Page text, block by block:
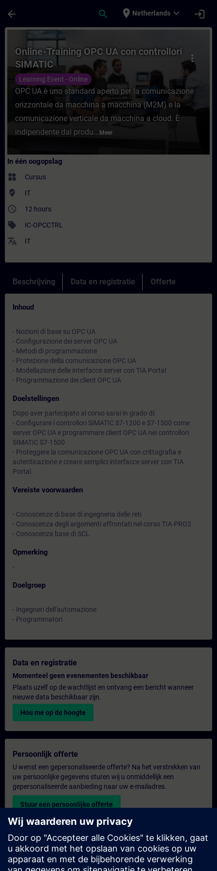
arrow_back search place Netherlands expand_more login
Cursus - Online-Training OPC UA con
more_vert
Online-Training OPC UA con controllori
SIMATIC
Learning Event - Online
OPC UA è uno standard aperto per la comunicazione
orizzontale da macchina a macchina (M2M) e la
comunicazione verticale da macchina a cloud. È
indipendente dal produ... Meer
In één oogopslag
widgets Cursus
where_to_vote IT
access_time 12 hours
sell IC-OPCCTRL
translate IT
Beschrijving Data en registratie Offerte
Inhoud
- Nozioni di base su OPC UA
- Configurazione dei server OPC UA
- Metodi di programmazione
- Protezione della comunicazione OPC UA
- Modellazione delle interfacce server con TIA Portal
- Programmazione dei client OPC UA
Doelstellingen
Dopo aver partecipato al corso sarai in grado di:
- Configurare i controllori SIMATIC S7-1200 e S7-1500 come
server OPC UA e programmare client OPC UA nei controllori
SIMATIC S7-1500
- Proteggere la comunicazione OPC UA con crittografia e
autenticazione e creare semplici interfacce server con TIA
Portal.
Vereiste voorwaarden
- Conoscenze di base di ingegneria delle reti
- Conoscenza degli argomenti affrontati nel corso TIA-PRO2
- Conoscenza base di SCL
Opmerking
-
Doelgroep
- Ingegneri dell'automazione
- Programmatori
Data en registratie
Momenteel geen evenementen beschikbaar
Plaats uzelf op de wachtlijst en ontvang een bericht wanneer
nieuwe data beschikbaar zijn.
Hou me op de hoogte
Persoonlijk offerte
U wenst een gepersonaliseerde offerte? Na het verstrekken van
uw persoonlijke gegevens sturen wij u onmiddellijk een
gepersonaliseerde aanbieding naar uw e-mailadres.
Stuur een persoonlijke offerte
Aanvraag voor een exclusieve training
Heeft u een uitgebreidere trainingsbehoefte en wilt u een offerte
voor exclusieve training – op locatie, virtueel of in een SITRAIN-